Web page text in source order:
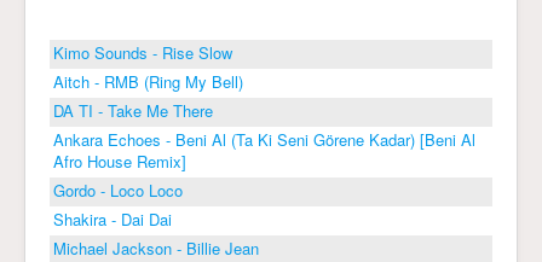
Kimo Sounds - Rise Slow
Aitch - RMB (Ring My Bell)
DA TI - Take Me There
Ankara Echoes - Beni Al (Ta Ki Seni Görene Kadar) [Beni Al
Afro House Remix]
Gordo - Loco Loco
Shakira - Dai Dai
Michael Jackson - Billie Jean